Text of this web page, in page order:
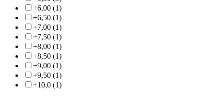
+6,00 (1)
+6,50 (1)
+7,00 (1)
+7,50 (1)
+8,00 (1)
+8,50 (1)
+9,00 (1)
+9,50 (1)
+10,0 (1)